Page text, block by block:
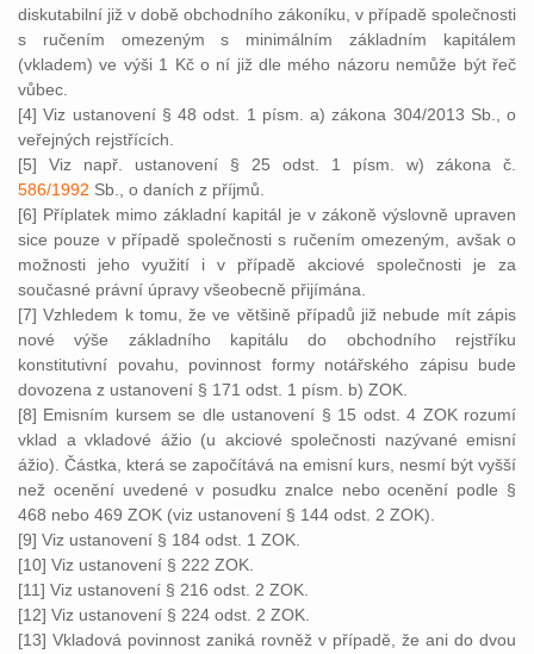
diskutabilní již v době obchodního zákoníku, v případě společnosti
s ručením omezeným s minimálním základním kapitálem
(vkladem) ve výši 1 Kč o ní již dle mého názoru nemůže být řeč
vůbec.
[4] Viz ustanovení § 48 odst. 1 písm. a) zákona 304/2013 Sb., o
veřejných rejstřících.
[5] Viz např. ustanovení § 25 odst. 1 písm. w) zákona č.
586/1992 Sb., o daních z příjmů.
[6] Příplatek mimo základní kapitál je v zákoně výslovně upraven
sice pouze v případě společnosti s ručením omezeným, avšak o
možnosti jeho využití i v případě akciové společnosti je za
současné právní úpravy všeobecně přijímána.
[7] Vzhledem k tomu, že ve většině případů již nebude mít zápis
nové výše základního kapitálu do obchodního rejstříku
konstitutivní povahu, povinnost formy notářského zápisu bude
dovozena z ustanovení § 171 odst. 1 písm. b) ZOK.
[8] Emisním kursem se dle ustanovení § 15 odst. 4 ZOK rozumí
vklad a vkladové ážio (u akciové společnosti nazývané emisní
ážio). Částka, která se započítává na emisní kurs, nesmí být vyšší
než ocenění uvedené v posudku znalce nebo ocenění podle §
468 nebo 469 ZOK (viz ustanovení § 144 odst. 2 ZOK).
[9] Viz ustanovení § 184 odst. 1 ZOK.
[10] Viz ustanovení § 222 ZOK.
[11] Viz ustanovení § 216 odst. 2 ZOK.
[12] Viz ustanovení § 224 odst. 2 ZOK.
[13] Vkladová povinnost zaniká rovněž v případě, že ani do dvou